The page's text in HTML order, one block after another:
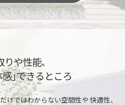
りや性能、
」できるところ
けではわからない空間性や 快適性、